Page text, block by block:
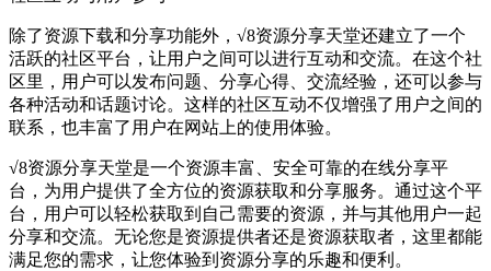
除了资源下载和分享功能外，√8资源分享天堂还建立了一个
活跃的社区平台，让用户之间可以进行互动和交流。在这个社
区里，用户可以发布问题、分享心得、交流经验，还可以参与
各种活动和话题讨论。这样的社区互动不仅增强了用户之间的
联系，也丰富了用户在网站上的使用体验。
√8资源分享天堂是一个资源丰富、安全可靠的在线分享平
台，为用户提供了全方位的资源获取和分享服务。通过这个平
台，用户可以轻松获取到自己需要的资源，并与其他用户一起
分享和交流。无论您是资源提供者还是资源获取者，这里都能
满足您的需求，让您体验到资源分享的乐趣和便利。